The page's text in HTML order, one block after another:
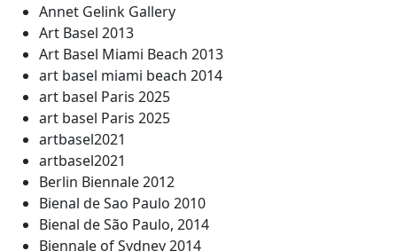
Annet Gelink Gallery
Art Basel 2013
Art Basel Miami Beach 2013
art basel miami beach 2014
art basel Paris 2025
art basel Paris 2025
artbasel2021
artbasel2021
Berlin Biennale 2012
Bienal de Sao Paulo 2010
Bienal de São Paulo, 2014
Biennale of Sydney 2014